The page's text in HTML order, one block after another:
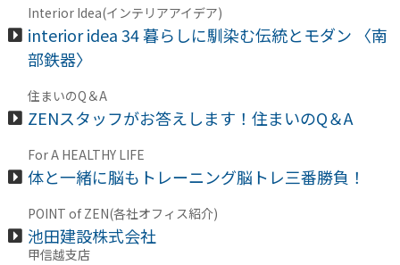
Interior Idea(インテリアアイデア)
interior idea 34 暮らしに馴染む伝統とモダン 〈南
部鉄器〉
住まいのQ＆A
ZENスタッフがお答えします！住まいのQ＆A
For A HEALTHY LIFE
体と一緒に脳もトレーニング脳トレ三番勝負！
POINT of ZEN(各社オフィス紹介)
池田建設株式会社
甲信越支店